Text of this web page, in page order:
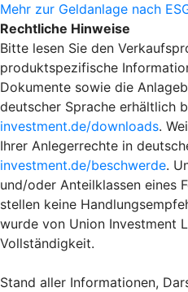
Mehr zur Geldanlage nach
Rechtliche Hinweise
Bitte lesen Sie den
produktspezifische
Dokumente sowie die
deutscher Sprache erhältlich
investment.de/downloads.
Ihrer Anlegerrechte in
investment.de/beschwerde.
und/oder Anteilklassen eines
stellen keine
wurde von Union Investment
Vollständigkeit.
Stand aller Informationen,